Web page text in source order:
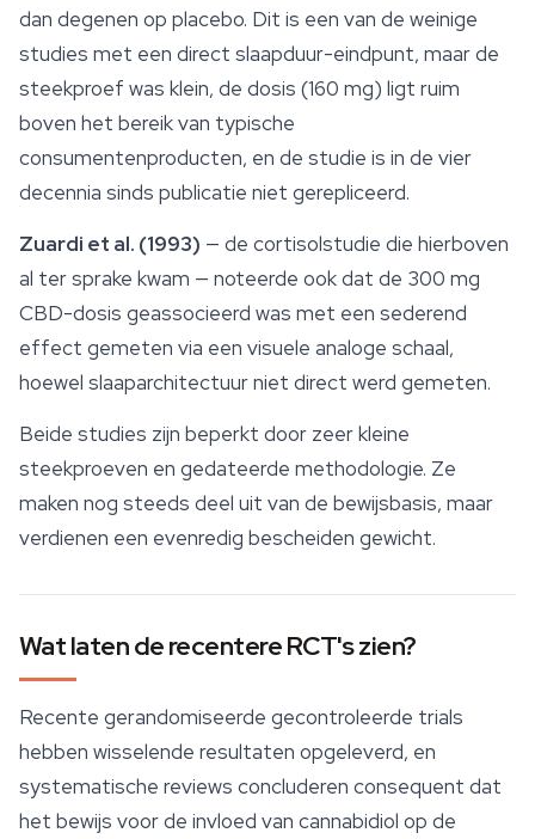
dan degenen op placebo. Dit is een van de weinige
studies met een direct slaapduur-eindpunt, maar de
steekproef was klein, de dosis (160 mg) ligt ruim
boven het bereik van typische
consumentenproducten, en de studie is in de vier
decennia sinds publicatie niet gerepliceerd.
Zuardi et al. (1993) — de cortisolstudie die hierboven
al ter sprake kwam — noteerde ook dat de 300 mg
CBD-dosis geassocieerd was met een sederend
effect gemeten via een visuele analoge schaal,
hoewel slaaparchitectuur niet direct werd gemeten.
Beide studies zijn beperkt door zeer kleine
steekproeven en gedateerde methodologie. Ze
maken nog steeds deel uit van de bewijsbasis, maar
verdienen een evenredig bescheiden gewicht.
Wat laten de recentere RCT's zien?
Recente gerandomiseerde gecontroleerde trials
hebben wisselende resultaten opgeleverd, en
systematische reviews concluderen consequent dat
het bewijs voor de invloed van cannabidiol op de